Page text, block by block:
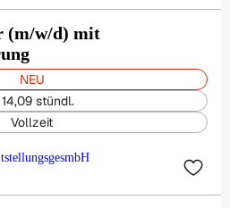
(m/w/d) mit
NEU
stündl.
Vollzeit